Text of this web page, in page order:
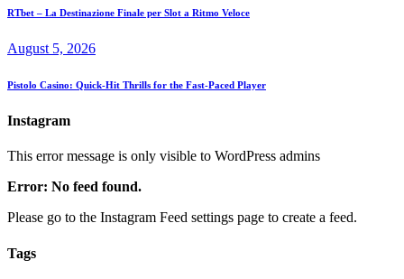
RTbet – La Destinazione Finale per Slot a Ritmo Veloce
August 5, 2026
Pistolo Casino: Quick‑Hit Thrills for the Fast‑Paced Player
Instagram
This error message is only visible to WordPress admins
Error: No feed found.
Please go to the Instagram Feed settings page to create a feed.
Tags